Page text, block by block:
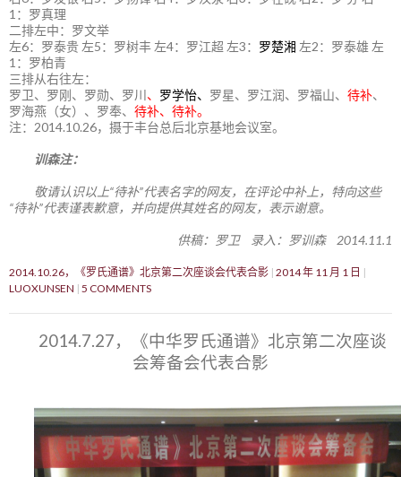
1：罗真理
二排左中：罗文举
左6：罗泰贵 左5：罗树丰 左4：罗江超 左3： 罗楚湘 左2：罗泰雄 左
1：罗柏青
三排从右往左：
罗卫、罗刚、罗勋、罗川 、 罗学怡、 罗星、罗江润、罗福山、 待补、
罗海燕（女）、罗奉、 待补、待补。
注：2014.10.26，摄于丰台总后北京基地会议室。
训森注：
敬请认识以上“待补”代表名字的网友，在评论中补上，特向这些
“待补”代表谨表歉意，并向提供其姓名的网友，表示谢意。
供稿：罗卫 录入：罗训森 2014.11.1
2014.10.26，《罗氏通谱》北京第二次座谈会代表合影 2014 年 11 月 1 日
LUOXUNSEN 5 COMMENTS
2014.7.27，《中华罗氏通谱》北京第二次座谈
会筹备会代表合影